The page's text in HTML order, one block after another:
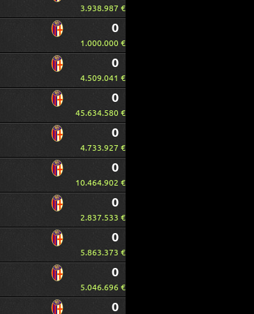
3.938.987 €
0
1.000.000 €
0
4.509.041 €
0
45.634.580 €
0
4.733.927 €
0
10.464.902 €
0
2.837.533 €
0
5.863.373 €
0
5.046.696 €
0